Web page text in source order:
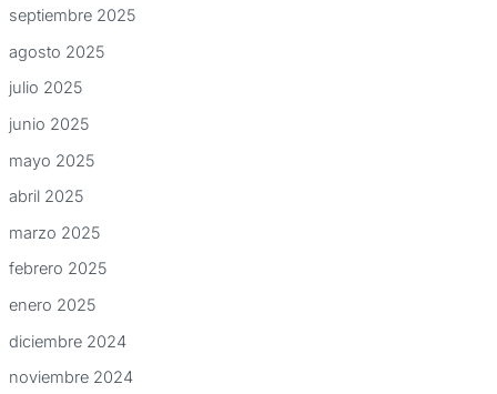
septiembre 2025
agosto 2025
julio 2025
junio 2025
mayo 2025
abril 2025
marzo 2025
febrero 2025
enero 2025
diciembre 2024
noviembre 2024